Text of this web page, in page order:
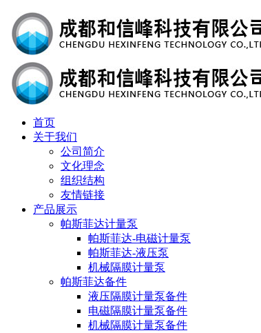
首页
关于我们
公司简介
文化理念
组织结构
友情链接
产品展示
帕斯菲达计量泵
帕斯菲达-电磁计量泵
帕斯菲达-液压泵
机械隔膜计量泵
帕斯菲达备件
液压隔膜计量泵备件
电磁隔膜计量泵备件
机械隔膜计量泵备件